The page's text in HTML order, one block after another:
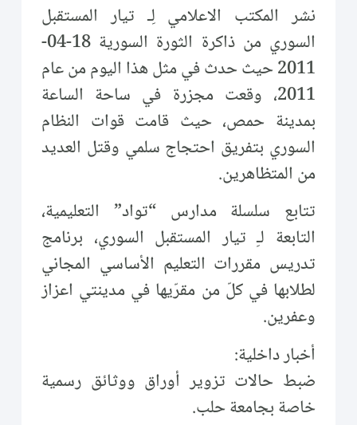
نشر المكتب الاعلامي لِـ تيار المستقبل
السوري من ذاكرة الثورة السورية 18-04-
2011 حيث حدث في مثل هذا اليوم من عام
2011، وقعت مجزرة في ساحة الساعة
بمدينة حمص، حيث قامت قوات النظام
السوري بتفريق احتجاج سلمي وقتل العديد
من المتظاهرين.
تتابع سلسلة مدارس “تواد” التعليمية،
التابعة لـِ تيار المستقبل السوري، برنامج
تدريس مقررات التعليم الأساسي المجاني
لطلابها في كلّ من مقرّيها في مدينتي اعزاز
وعفرين.
أخبار داخلية:
ضبط حالات تزوير أوراق ووثائق رسمية
خاصة بجامعة حلب.